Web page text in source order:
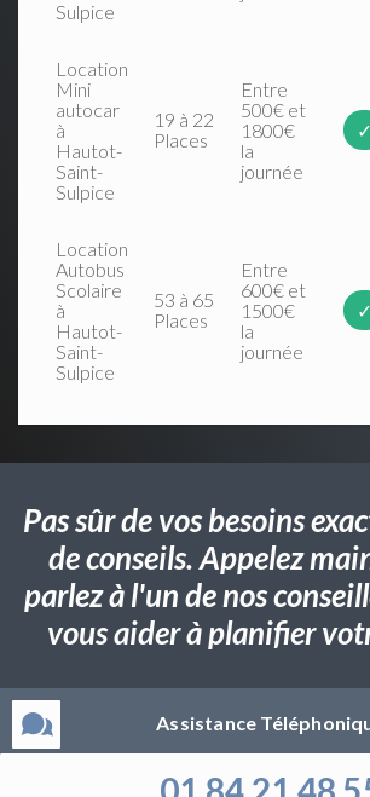
Sulpice
Location
Mini
autocar
à
Hautot-
Saint-
Sulpice
19 à 22
Places
Entre
500€ et
1800€
la
journée
✓
Location
Autobus
Scolaire
à
Hautot-
Saint-
Sulpice
53 à 65
Places
Entre
600€ et
1500€
la
journée
✓
Pas sûr de vos besoins
de conseils. Appelez
parlez à l'un de nos
vous aider à planifier
Assistance